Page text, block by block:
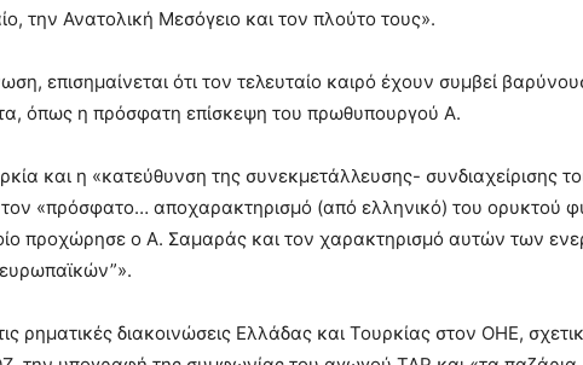
την Ανατολική Μεσόγειο και τον πλούτο τους».
επισημαίνεται ότι τον τελευταίο καιρό έχουν συμβεί
όπως η πρόσφατη επίσκεψη του πρωθυπουργού Α.
και η «κατεύθυνση της συνεκμετάλλευσης- συνδιαχείρισης
«πρόσφατο… αποχαρακτηρισμό (από ελληνικό) του ορυκτού
προχώρησε ο Α. Σαμαράς και τον χαρακτηρισμό αυτών των
ρηματικές διακοινώσεις Ελλάδας και Τουρκίας στον ΟΗΕ,